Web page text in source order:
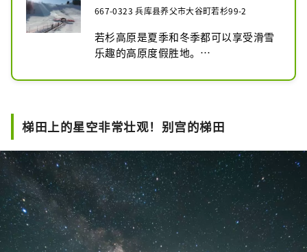
667-0323 兵库县养父市大谷町若杉99-2
若杉高原是夏季和冬季都可以享受滑雪
乐趣的高原度假胜地。
雪季节不仅可以滑雪、单板滑雪，还可
滑雪或单板滑雪结束后，可以到滑雪场
经环境部认证，这里被评为全国最亮星
星的地方之一。
4月下旬～11月中旬左右的周六、周
日、节假日也会举办星空徒步旅行。
梯田上的星空非常壮观！别宫的梯田